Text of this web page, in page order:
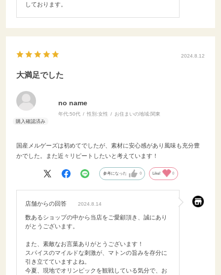
しております。
2024.8.12
大満足でした
no name
年代:50代 性別:女性 お住まいの地域:関東
国産メルゲーズは初めてでしたが、素材に安心感があり風味も充分豊
かでした。また近々リピートしたいと考えています！
参考になった 0 Like! 0
店舗からの回答 2024.8.14
数あるショップの中から当店をご愛顧頂き、誠にあり
がとうございます。
また、素敵なお言葉ありがとうございます！
スパイスのマイルドな刺激が、マトンの旨みを存分に
引き立てていますよね。
今夏、現地でオリンピックを観戦している気分で、お